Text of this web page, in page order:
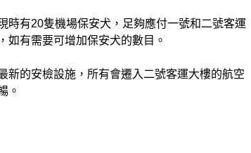
時有20隻機場保安犬，足夠應付一號和二號客運
如有需要可增加保安犬的數目。
新的安檢設施，所有會遷入二號客運大樓的航空
。